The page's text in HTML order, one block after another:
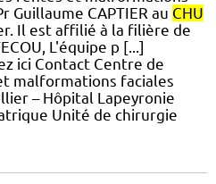
Guillaume CAPTIER au CHU
Il est affilié à la filière de
L'équipe p [...]
ici Contact Centre de
malformations faciales
– Hôpital Lapeyronie
Unité de chirurgie